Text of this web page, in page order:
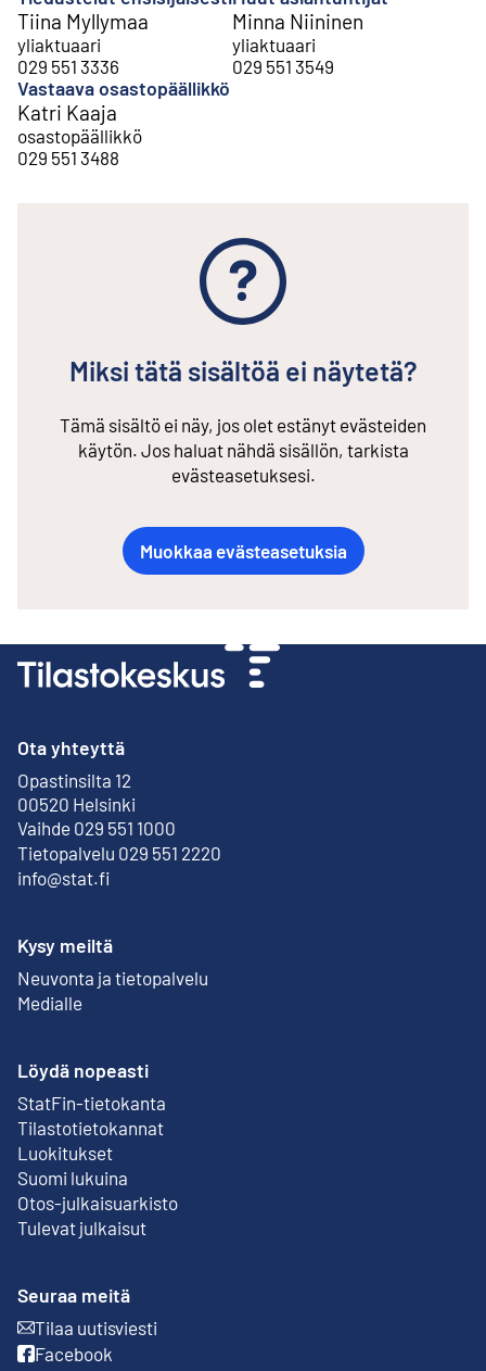
Tiina Myllymaa
yliaktuaari
029 551 3336
Minna Niininen
yliaktuaari
029 551 3549
Vastaava osastopäällikkö
Katri Kaaja
osastopäällikkö
029 551 3488
Miksi tätä sisältöä ei näytetä?
Tämä sisältö ei näy, jos olet estänyt evästeiden
käytön. Jos haluat nähdä sisällön, tarkista
evästeasetuksesi.
Muokkaa evästeasetuksia
Ota yhteyttä
Opastinsilta 12
00520 Helsinki
Ulkoinen linkki
Vaihde 029 551 1000
Tietopalvelu 029 551 2220
info@stat.fi
Kysy meiltä
Neuvonta ja tietopalvelu
Medialle
Löydä nopeasti
StatFin-tietokanta
Ulkoinen linkki
Tilastotietokannat
Luokitukset
Suomi lukuina
Otos-julkaisuarkisto
Ulkoinen linkki
Tulevat julkaisut
Seuraa meitä
Tilaa uutisviesti
Ulkoinen linkki
Facebook
Ulkoinen linkki